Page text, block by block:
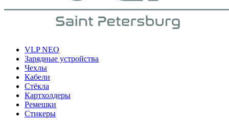
VLP NEO
Зарядные устройства
Чехлы
Кабели
Cтёкла
Картхолдеры
Ремешки
Стикеры